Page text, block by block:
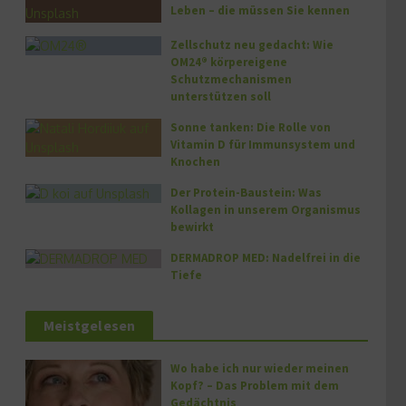
Leben – die müssen Sie kennen
Zellschutz neu gedacht: Wie
OM24® körpereigene
Schutzmechanismen
unterstützen soll
Sonne tanken: Die Rolle von
Vitamin D für Immunsystem und
Knochen
Der Protein-Baustein: Was
Kollagen in unserem Organismus
bewirkt
DERMADROP MED: Nadelfrei in die
Tiefe
Meistgelesen
Wo habe ich nur wieder meinen
Kopf? – Das Problem mit dem
Gedächtnis